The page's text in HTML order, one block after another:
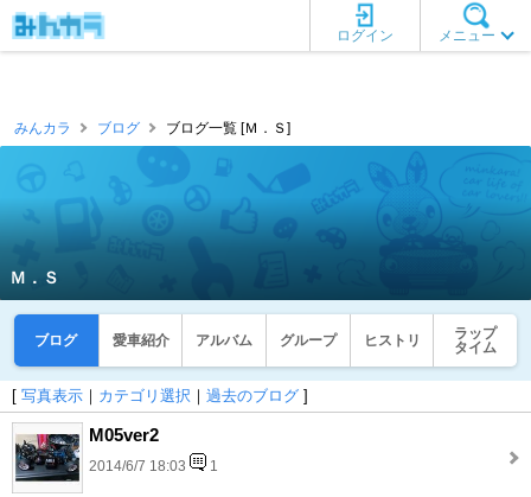
メニュー
ログイン
みんカラ ブログ ブログ一覧 [Ｍ．Ｓ]
Ｍ．Ｓ
ブログ 愛車紹介 アルバム グループ ヒストリ
ラップ
タイム
[ 写真表示 ｜ カテゴリ選択 ｜ 過去のブログ ]
M05ver2
2014/6/7 18:03 1